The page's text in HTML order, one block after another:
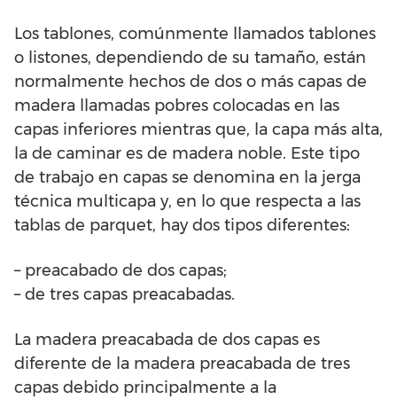
Los tablones, comúnmente llamados tablones
o listones, dependiendo de su tamaño, están
normalmente hechos de dos o más capas de
madera llamadas pobres colocadas en las
capas inferiores mientras que, la capa más alta,
la de caminar es de madera noble. Este tipo
de trabajo en capas se denomina en la jerga
técnica multicapa y, en lo que respecta a las
tablas de parquet, hay dos tipos diferentes:
– preacabado de dos capas;
– de tres capas preacabadas.
La madera preacabada de dos capas es
diferente de la madera preacabada de tres
capas debido principalmente a la